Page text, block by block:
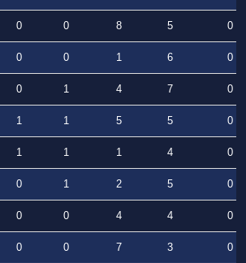
0 0 8 5
0
0 0 1 6
0
0 1 4 7
0
1 1 5 5
0
1 1 1 4
0
0 1 2 5
0
0 0 4 4
0
0 0 7 3
0